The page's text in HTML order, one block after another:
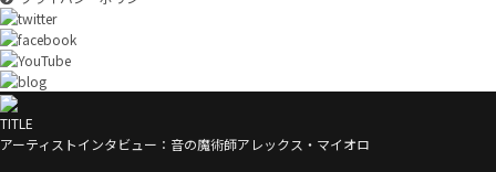
TITLE
アーティストインタビュー：音の魔術師アレックス・マイオロ